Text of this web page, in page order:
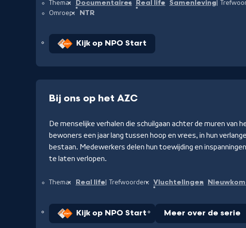
Thema: Documentaires Real life Samenleving
Omroep: NTR
Kijk op NPO Start
Bij ons op het AZC
De menselijke verhalen die schuilgaan achter de muren van
bewoners een jaar lang tussen hoop en vrees, in hun
bestaan. Medewerkers delen hun toewijding en
te laten verlopen.
Thema: Real life Trefwoorden: Vluchtelingen
Kijk op NPO Start Meer over de serie